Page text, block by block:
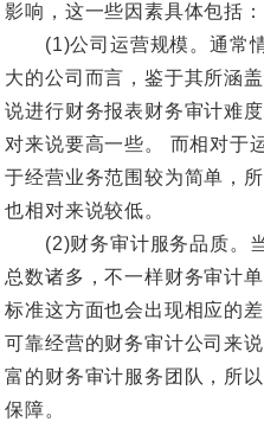
影响，这一些因素具体包括：
(1)公司运营规模。通常情
大的公司而言，鉴于其所涵
说进行财务报表财务审计难
对来说要高一些。 而相对于
于经营业务范围较为简单，
也相对来说较低。
(2)财务审计服务品质。当
总数诸多，不一样财务审计
标准这方面也会出现相应的
可靠经营的财务审计公司来
富的财务审计服务团队，所
保障。